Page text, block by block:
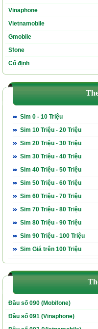
Vinaphone
Vietnamobile
Gmobile
Sfone
Cố định
Sim 0 - 10 Triệu
Sim 10 Triệu - 20 Triệu
Sim 20 Triệu - 30 Triệu
Sim 30 Triệu - 40 Triệu
Sim 40 Triệu - 50 Triệu
Sim 50 Triệu - 60 Triệu
Sim 60 Triệu - 70 Triệu
Sim 70 Triệu - 80 Triệu
Sim 80 Triệu - 90 Triệu
Sim 90 Triệu - 100 Triệu
Sim Giá trên 100 Triệu
Đầu số 090 (Mobifone)
Đầu số 091 (Vinaphone)